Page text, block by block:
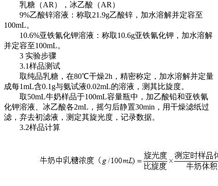
乳糖（AR），冰乙酸（AR）
9%乙酸锌溶液：称取21.9g乙酸锌，加水溶解并定容至
100mL。
10.6%亚铁氰化钾溶液：称取10.6g亚铁氰化钾，加水溶解
并定容至100mL。
3 实验步骤
3.1样品测试
取纯品乳糖，在80℃干燥2h，精密称定，加水溶解并定量
成每1mL含0.1g与氨试液0.02mL的溶液，测其比旋度。
取50mL牛奶样品于100mL容量瓶中，加乙酸铅和亚铁氰
化钾溶液、冰乙酸各2mL，摇匀后静置30min，用干燥滤纸过
滤，弃去初滤液，测定其旋光度，记录数据。
3.2样品计算